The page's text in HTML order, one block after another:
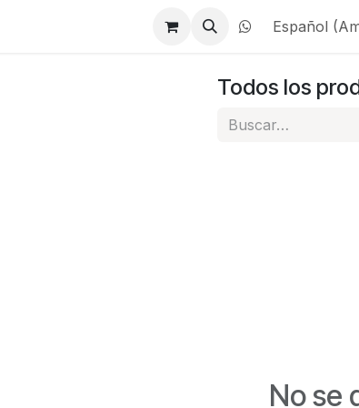
Español
Todos los
No se